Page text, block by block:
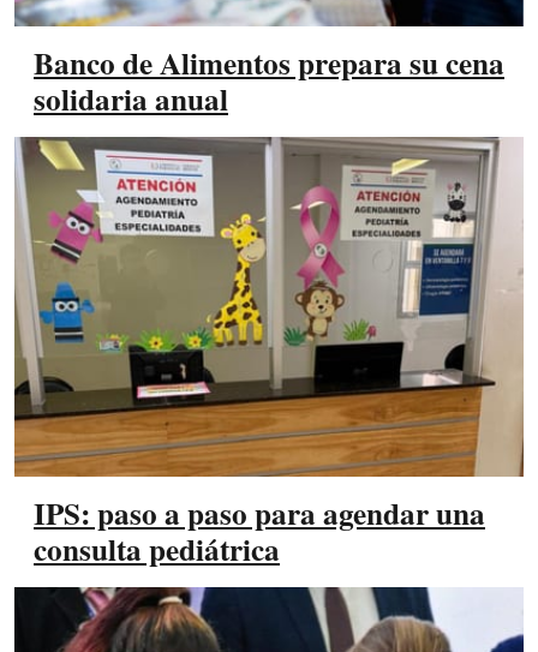
Banco de Alimentos prepara su cena
solidaria anual
IPS: paso a paso para agendar una
consulta pediátrica